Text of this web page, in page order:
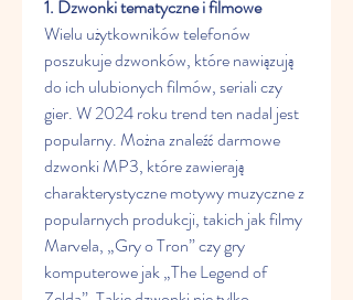
1. Dzwonki tematyczne i filmowe
Wielu użytkowników telefonów
poszukuje dzwonków, które nawiązują
do ich ulubionych filmów, seriali czy
gier. W 2024 roku trend ten nadal jest
popularny. Można znaleźć darmowe
dzwonki MP3, które zawierają
charakterystyczne motywy muzyczne z
popularnych produkcji, takich jak filmy
Marvela, „Gry o Tron” czy gry
komputerowe jak „The Legend of